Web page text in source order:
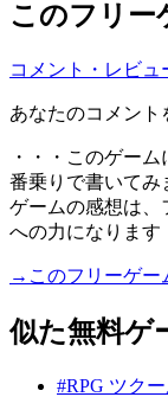
このフリー
コメント・レビュ
あなたのコメント
・・・このゲー
番乗りで書いてみ
ゲームの感想は、
への力になります
→このフリーゲー
似た無料ゲ
#RPG ツク